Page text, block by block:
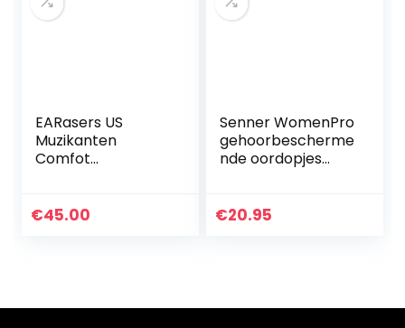
EARasers US
Muzikanten
Comfot
Zachte
ng voor…
€45.00
Senner WomenPro
gehoorbescherme
nde oordopjes
comfortabel, voor
€20.95